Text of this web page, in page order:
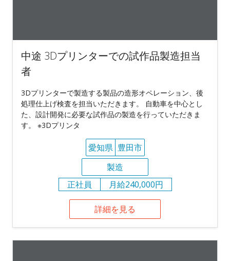
中途 3Dプリンターでの試作品製造担当
者
3Dプリンターで製造する製品の造形オペレーション、後
処理仕上げ検査を担当いただきます。 自動車を中心とし
た、設計開発に必要な試作品の製造を行っていただきま
す。 ※3Dプリンタ
愛知県 豊田市
製造
正社員
月給240,000円
詳細を見る